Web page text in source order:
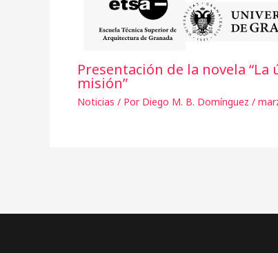
Presentación de la novela “La
misión”
Noticias / Por Diego M. B. Domínguez /